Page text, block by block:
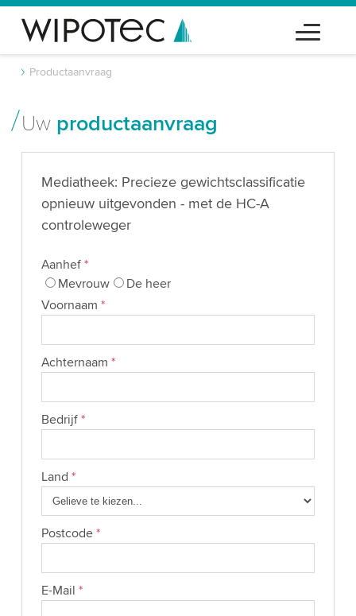
Productaanvraag
Uw productaanvraag
Mediatheek: Precieze gewichtsclassificatie
opnieuw uitgevonden - met de HC-A
controleweger
Aanhef *
Mevrouw
De heer
Voornaam *
Achternaam *
Bedrijf *
Land *
Postcode *
E-Mail *